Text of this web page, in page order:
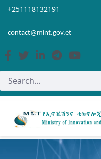
Skip to Main Content
Open Accessibility Menu
+251118132191
contact@mint.gov.et